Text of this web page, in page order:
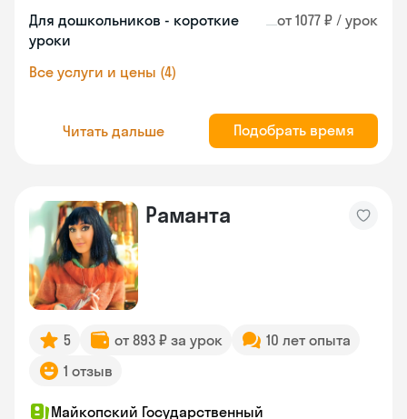
Для дошкольников - короткие
уроки
от 1077 ₽ / урок
Все услуги и цены (4)
Читать дальше Подобрать время
Раманта
5 от 893 ₽ за урок
10 лет опыта
1 отзыв
Майкопский Государственный